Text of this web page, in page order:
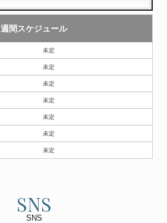
週間スケジュール
未定
未定
未定
未定
未定
未定
未定
SNS
SNS